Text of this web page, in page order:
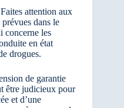
Faites attention aux
dans le
concerne les
en état
drogues.
de garantie
être judicieux pour
et d’une